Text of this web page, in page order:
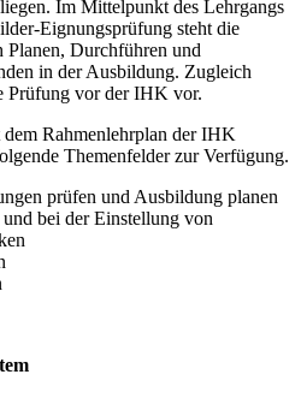
Im Mittelpunkt des Lehrgangs
Eignungsprüfung steht die
Planen, Durchführen und
in der Ausbildung. Zugleich
Prüfung vor der IHK vor.
Rahmenlehrplan der IHK
Themenfelder zur Verfügung.
prüfen und Ausbildung planen
bei der Einstellung von